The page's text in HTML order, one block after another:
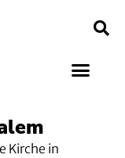
Kirche in